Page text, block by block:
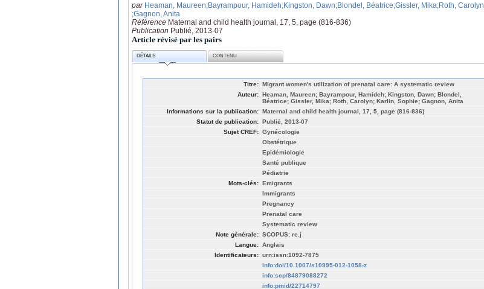
par Heaman, Maureen;Bayrampour, Hamideh;Kingston, Dawn;Blondel, Béatrice;Gissler, Mika;Roth, Carolyn
;Gagnon, Anita
Référence Maternal and child health journal, 17, 5, page (816-836)
Publication Publié, 2013-07
Article révisé par les pairs
DÉTAILS CONTENU
Titre: Migrant women's utilization of prenatal care: A systematic review
Auteur: Heaman, Maureen; Bayrampour, Hamideh; Kingston, Dawn; Blondel,
Béatrice; Gissler, Mika; Roth, Carolyn; Karlin, Sophie; Gagnon, Anita
Informations sur la publication: Maternal and child health journal, 17, 5, page (816-836)
Statut de publication: Publié, 2013-07
Sujet CREF: Gynécologie
Obstétrique
Epidémiologie
Santé publique
Pédiatrie
Mots-clés: Emigrants
Immigrants
Pregnancy
Prenatal care
Systematic review
Note générale: SCOPUS: re.j
Langue: Anglais
Identificateurs: urn:issn:1092-7875
info:doi/10.1007/s10995-012-1058-z
info:scp/84879088272
info:pmid/22714797